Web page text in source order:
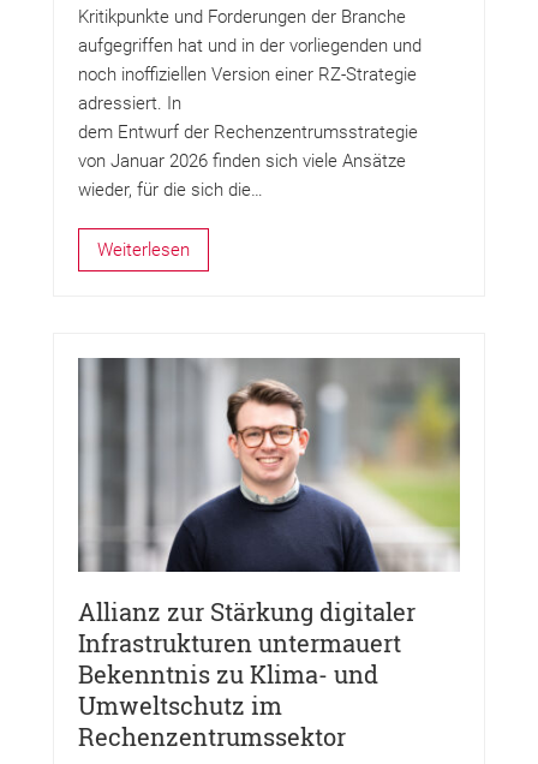
Kritikpunkte und Forderungen der Branche
aufgegriffen hat und in der vorliegenden und
noch inoffiziellen Version einer RZ-Strategie
adressiert. In
dem Entwurf der Rechenzentrumsstrategie
von Januar 2026 finden sich viele Ansätze
wieder, für die sich die…
Weiterlesen
Allianz zur Stärkung digitaler
Infrastrukturen untermauert
Bekenntnis zu Klima- und
Umweltschutz im
Rechenzentrumssektor